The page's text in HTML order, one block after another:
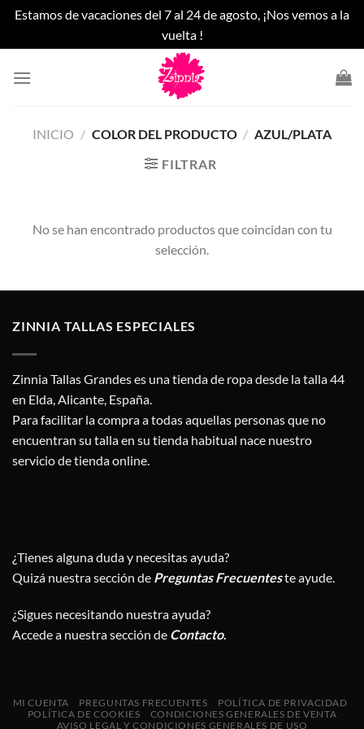
Estamos de vacaciones del 7 al 24 de agosto, ¡Nos vemos a la
vuelta !
INICIO / COLOR DEL PRODUCTO / AZUL/PLATA
FILTRAR
No se han encontrado productos que coincidan con tu
selección.
ZINNIA TALLAS ESPECIALES
Zinnia Tallas Grandes es una tienda de ropa desde la talla 44
en Elda, Alicante, España.
Para facilitar la compra a todas aquellas personas que no
encuentran su talla en su tienda habitual nace nuestro
servicio de tienda online.
¿Tienes alguna duda y necesitas ayuda?
Quizá nuestra sección de Preguntas Frecuenteste ayude.
¿Sigues necesitando nuestra ayuda?
Accede a nuestra sección de Contacto.
MI CUENTA PREGUNTAS FRECUENTES
POLÍTICA DE PRIVACIDAD
POLÍTICA DE COOKIES
CONDICIONES GENERALES DE VENTA
AVISO LEGAL Y CONDICIONES GENERALES DE USO